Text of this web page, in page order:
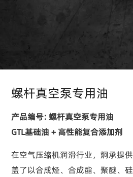
螺杆真空泵专用油
产品编号: 螺杆真空泵专用油
GTL基础油 + 高性能复合添加剂
在空气压缩机润滑行业，炯承提
盖了以合成烃、合成酯、聚醚、